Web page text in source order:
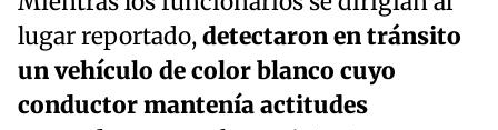
lugar reportado,detectaron en tránsito
un vehículo de color blanco cuyo
conductor mantenía actitudes